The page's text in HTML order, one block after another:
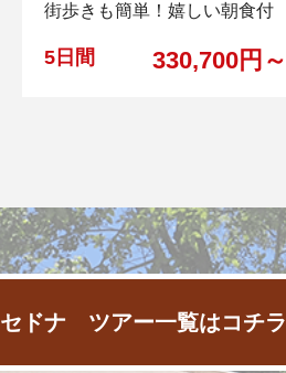
街歩きも簡単！嬉しい朝食付
5日間 330,700円～
セドナ ツアー一覧はコチラ